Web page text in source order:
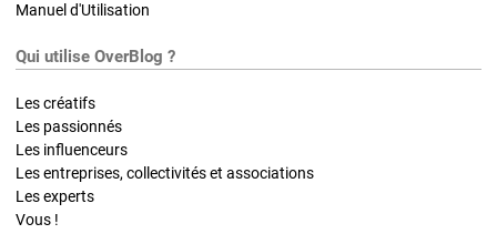
Manuel d'Utilisation
Qui utilise OverBlog ?
Les créatifs
Les passionnés
Les influenceurs
Les entreprises, collectivités et associations
Les experts
Vous !